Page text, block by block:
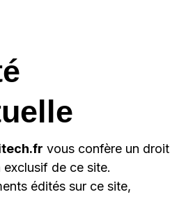
vous confère un droit
de ce site.
édités sur ce site,